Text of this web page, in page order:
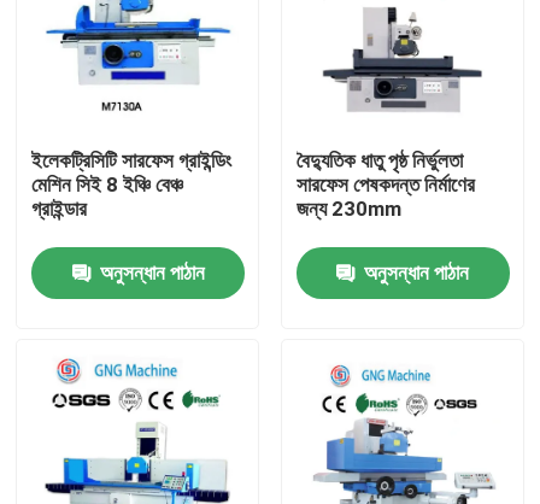
ভিডিও
ইলেকট্রিসিটি সারফেস গ্রাইন্ডিং
মেশিন সিই 8 ইঞ্চি বেঞ্চ
গ্রাইন্ডার
অনুসন্ধান পাঠান
বৈদ্যুতিক ধাতু পৃষ্ঠ নির্ভুলতা
সারফেস পেষকদন্ত নির্মাণের
জন্য 230mm
অনুসন্ধান পাঠান